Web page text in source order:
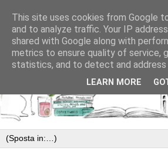
This site uses cookies from Google
and to analyze traffic. Your IP
shared with Google along with
metrics to ensure quality of service,
statistics, and to detect and address
LEARN MORE